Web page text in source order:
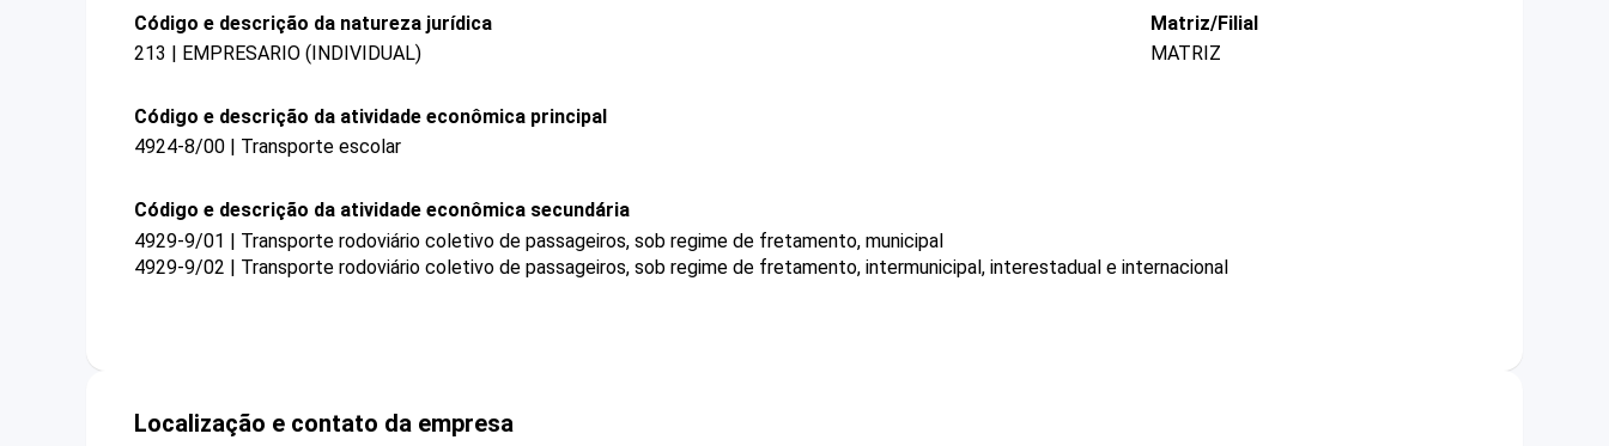
Código e descrição da natureza jurídica
213 | EMPRESARIO (INDIVIDUAL)
Matriz/Filial
MATRIZ
Código e descrição da atividade econômica principal
4924-8/00 | Transporte escolar
Código e descrição da atividade econômica secundária
4929-9/01 | Transporte rodoviário coletivo de passageiros, sob regime de fretamento, municipal
4929-9/02 | Transporte rodoviário coletivo de passageiros, sob regime de fretamento, intermunicipal, interestadual e internacional
Localização e contato da empresa